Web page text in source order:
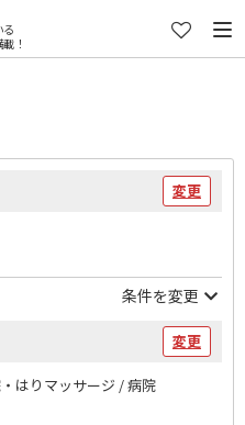
る
！
変更
条件を変更
変更
はりマッサージ / 病院